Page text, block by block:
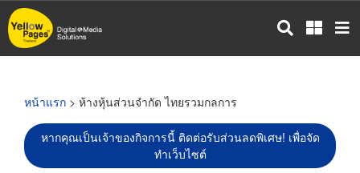
ข้าม
ไป
หน้าแรก > ห้างหุ้นส่วนจำกัด ไทยรวมกลการ
หากคุณเป็นเจ้าของกิจการนี้ ติดต่อรับส่วนลดพิเศษ! เพื่อจัด
ทำเว็บไซต์